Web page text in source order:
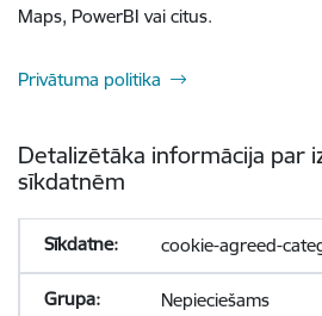
Maps, PowerBI vai citus.
Privātuma politika
Detalizētāka informācija par
sīkdatnēm
cookie-agreed-
Nepieciešams